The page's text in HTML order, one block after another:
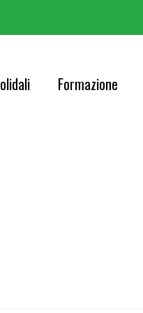
Formazione
Concerti